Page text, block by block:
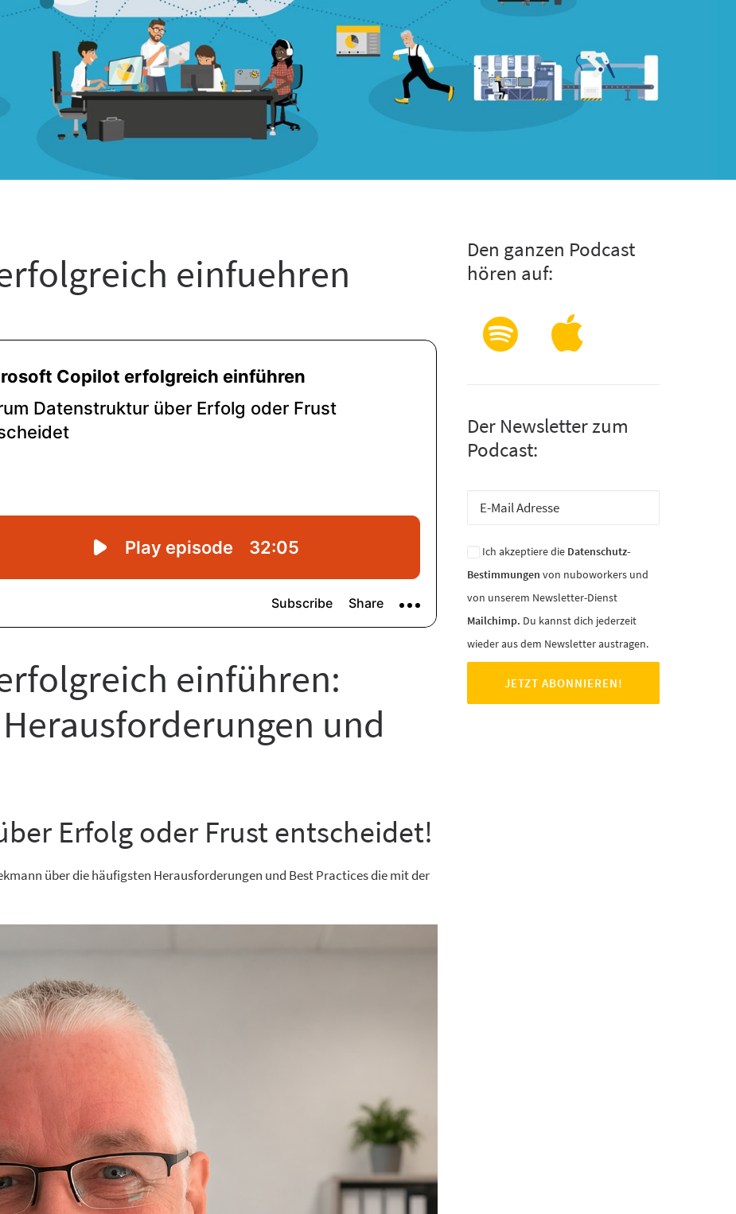
einfuehren
einführen:
und
Erfolg oder Frust entscheidet!
über die häufigsten Herausforderungen und Best Practices die mit der
Den ganzen Podcast
hören auf:
Der Newsletter zum
Podcast:
Ich akzeptiere die Datenschutz-
Bestimmungen von nuboworkers und
von unserem Newsletter-Dienst
Mailchimp. Du kannst dich jederzeit
wieder aus dem Newsletter austragen.